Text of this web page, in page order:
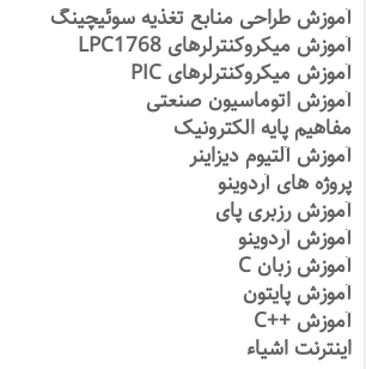
آموزش طراحی منابع تغذیه سوئیچینگ
آموزش میکروکنترلرهای LPC1768
آموزش میکروکنترلرهای PIC
آموزش اتوماسیون صنعتی
مفاهیم پایه الکترونیک
آموزش آلتیوم دیزاینر
پروژه های آردوینو
آموزش رزبری پای
آموزش آردوینو
آموزش زبان C
آموزش پایتون
آموزش ++C
اینترنت اشیاء